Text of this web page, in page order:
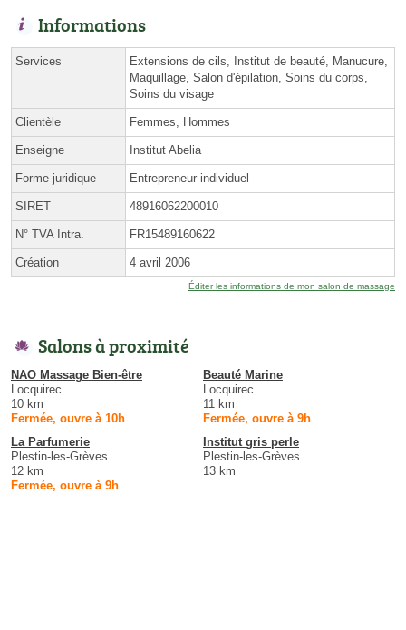
Informations
Services
Extensions de cils, Institut de beauté, Manucure,
Maquillage, Salon d'épilation, Soins du corps,
Soins du visage
Clientèle Femmes, Hommes
Enseigne Institut Abelia
Forme juridique Entrepreneur individuel
SIRET 48916062200010
N° TVA Intra. FR15489160622
Création 4 avril 2006
Éditer les informations de mon salon de massage
Salons à proximité
NAO Massage Bien-être
Locquirec
10 km
Fermée, ouvre à 10h
Beauté Marine
Locquirec
11 km
Fermée, ouvre à 9h
La Parfumerie
Plestin-les-Grèves
12 km
Fermée, ouvre à 9h
Institut gris perle
Plestin-les-Grèves
13 km